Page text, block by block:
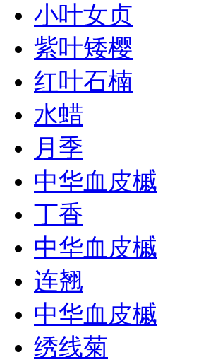
小叶女贞
紫叶矮樱
红叶石楠
水蜡
月季
中华血皮槭
丁香
中华血皮槭
连翘
中华血皮槭
绣线菊